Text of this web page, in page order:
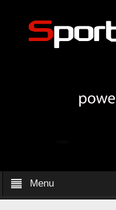
Menu